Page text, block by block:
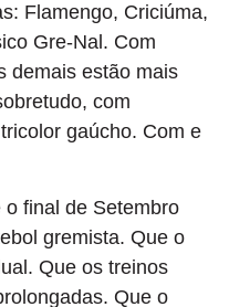
Flamengo, Criciúma,
Gre-Nal. Com
demais estão mais
com
gaúcho. Com e
final de Setembro
gremista. Que o
Que os treinos
Que o